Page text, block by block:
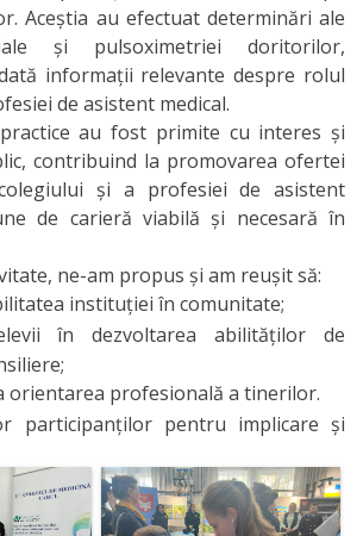
Aceștia au efectuat determinări ale
și pulsoximetriei doritorilor,
informații relevante despre rolul
de asistent medical.
au fost primite cu interes și
contribuind la promovarea ofertei
și a profesiei de asistent
de carieră viabilă și necesară în
ne-am propus și am reușit să:
instituției în comunitate;
în dezvoltarea abilităților de
orientarea profesională a tinerilor.
participanților pentru implicare și